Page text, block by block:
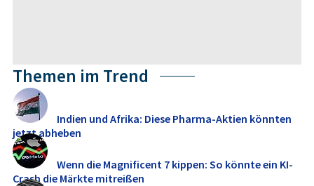
Themen im Trend
Indien und Afrika: Diese Pharma-Aktien könnten
jetzt abheben
Wenn die Magnificent 7 kippen: So könnte ein KI-
Crash die Märkte mitreißen